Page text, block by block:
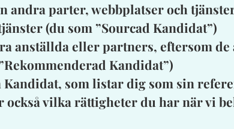
parter, webbplatser och
(du som ”Sourcad Kandidat”)
anställda eller partners, eftersom
Kandidat”)
som listar dig som sin
vilka rättigheter du har när vi